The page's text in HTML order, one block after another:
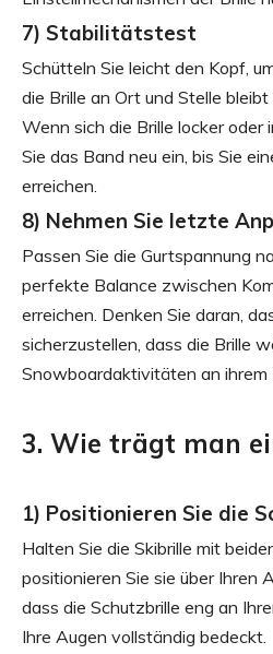
7) Stabilitätstest
Schütteln Sie leicht den Kopf,
die Brille an Ort und Stelle
Wenn sich die Brille locker oder
Sie das Band neu ein, bis Sie
erreichen.
8) Nehmen Sie letzte
Passen Sie die Gurtspannung
perfekte Balance zwischen
erreichen. Denken Sie daran,
sicherzustellen, dass die Brille
Snowboardaktivitäten an ihrem
3. Wie trägt man
1) Positionieren Sie die
Halten Sie die Skibrille mit
positionieren Sie sie über Ihren
dass die Schutzbrille eng an
Ihre Augen vollständig bedeckt.